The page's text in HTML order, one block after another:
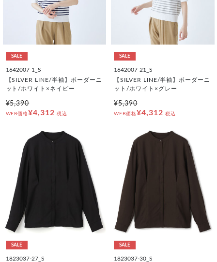
SALE
1642007-1_S
【SILVER LINE/半袖】ボーダーニ
ット/ホワイト×ネイビー
¥5,390
WEB価格¥4,312 税込
SALE
1642007-21_S
【SILVER LINE/半袖】ボーダーニ
ット/ホワイト×グレー
¥5,390
WEB価格¥4,312 税込
SALE
1823037-27_S
SALE
1823037-30_S